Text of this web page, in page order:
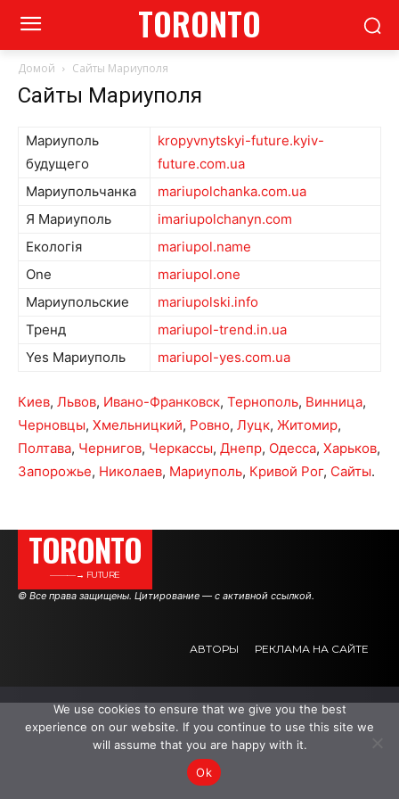
TORONTO
Домой Сайты Мариуполя
Сайты Мариуполя
Мариуполь
будущего
kropyvnytskyi-future.kyiv-
future.com.ua
Мариупольчанка
mariupolchanka.com.ua
Я Мариуполь
imariupolchanyn.com
Екологія
mariupol.name
One
mariupol.one
Мариупольские
mariupolski.info
Тренд
mariupol-trend.in.ua
Yes Мариуполь
mariupol-yes.com.ua
Киев, Львов, Ивано-Франковск, Тернополь, Винница,
Черновцы, Хмельницкий, Ровно, Луцк, Житомир,
Полтава, Чернигов, Черкассы, Днепр, Одесса, Харьков,
Запорожье, Николаев, Мариуполь, Кривой Рог, Сайты.
TORONTO
———→ FUTURE
© Все права защищены. Цитирование — с активной ссылкой.
АВТОРЫ РЕКЛАМА НА САЙТЕ
We use cookies to ensure that we give you the best
experience on our website. If you continue to use this site we
will assume that you are happy with it.
Ok